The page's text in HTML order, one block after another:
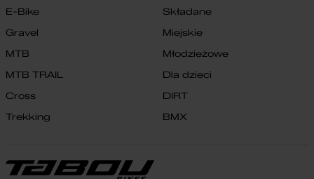
E-Bike
Gravel
MTB
MTB TRAIL
Cross
Trekking
Składane
Miejskie
Młodzieżowe
Dla dzieci
DIRT
BMX